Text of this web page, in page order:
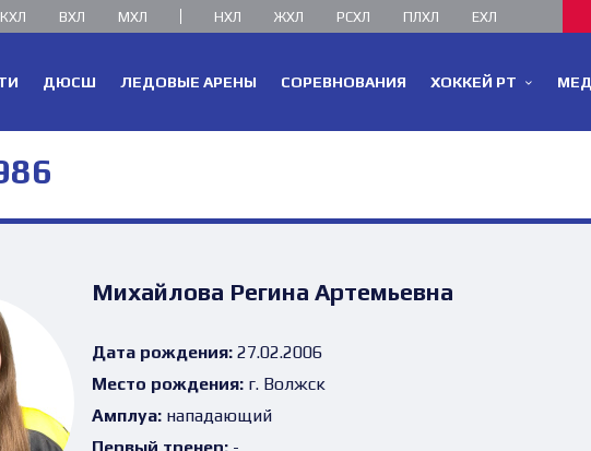
КХЛ ВХЛ МХЛ НХЛ ЖХЛ РСХЛ ПЛХЛ ЕХЛ
ДЮСШ ЛЕДОВЫЕ АРЕНЫ СОРЕВНОВАНИЯ ХОККЕЙ РТ
Михайлова Регина Артемьевна
Дата рождения:27.02.2006
Место рождения:г. Волжск
Амплуа:нападающий